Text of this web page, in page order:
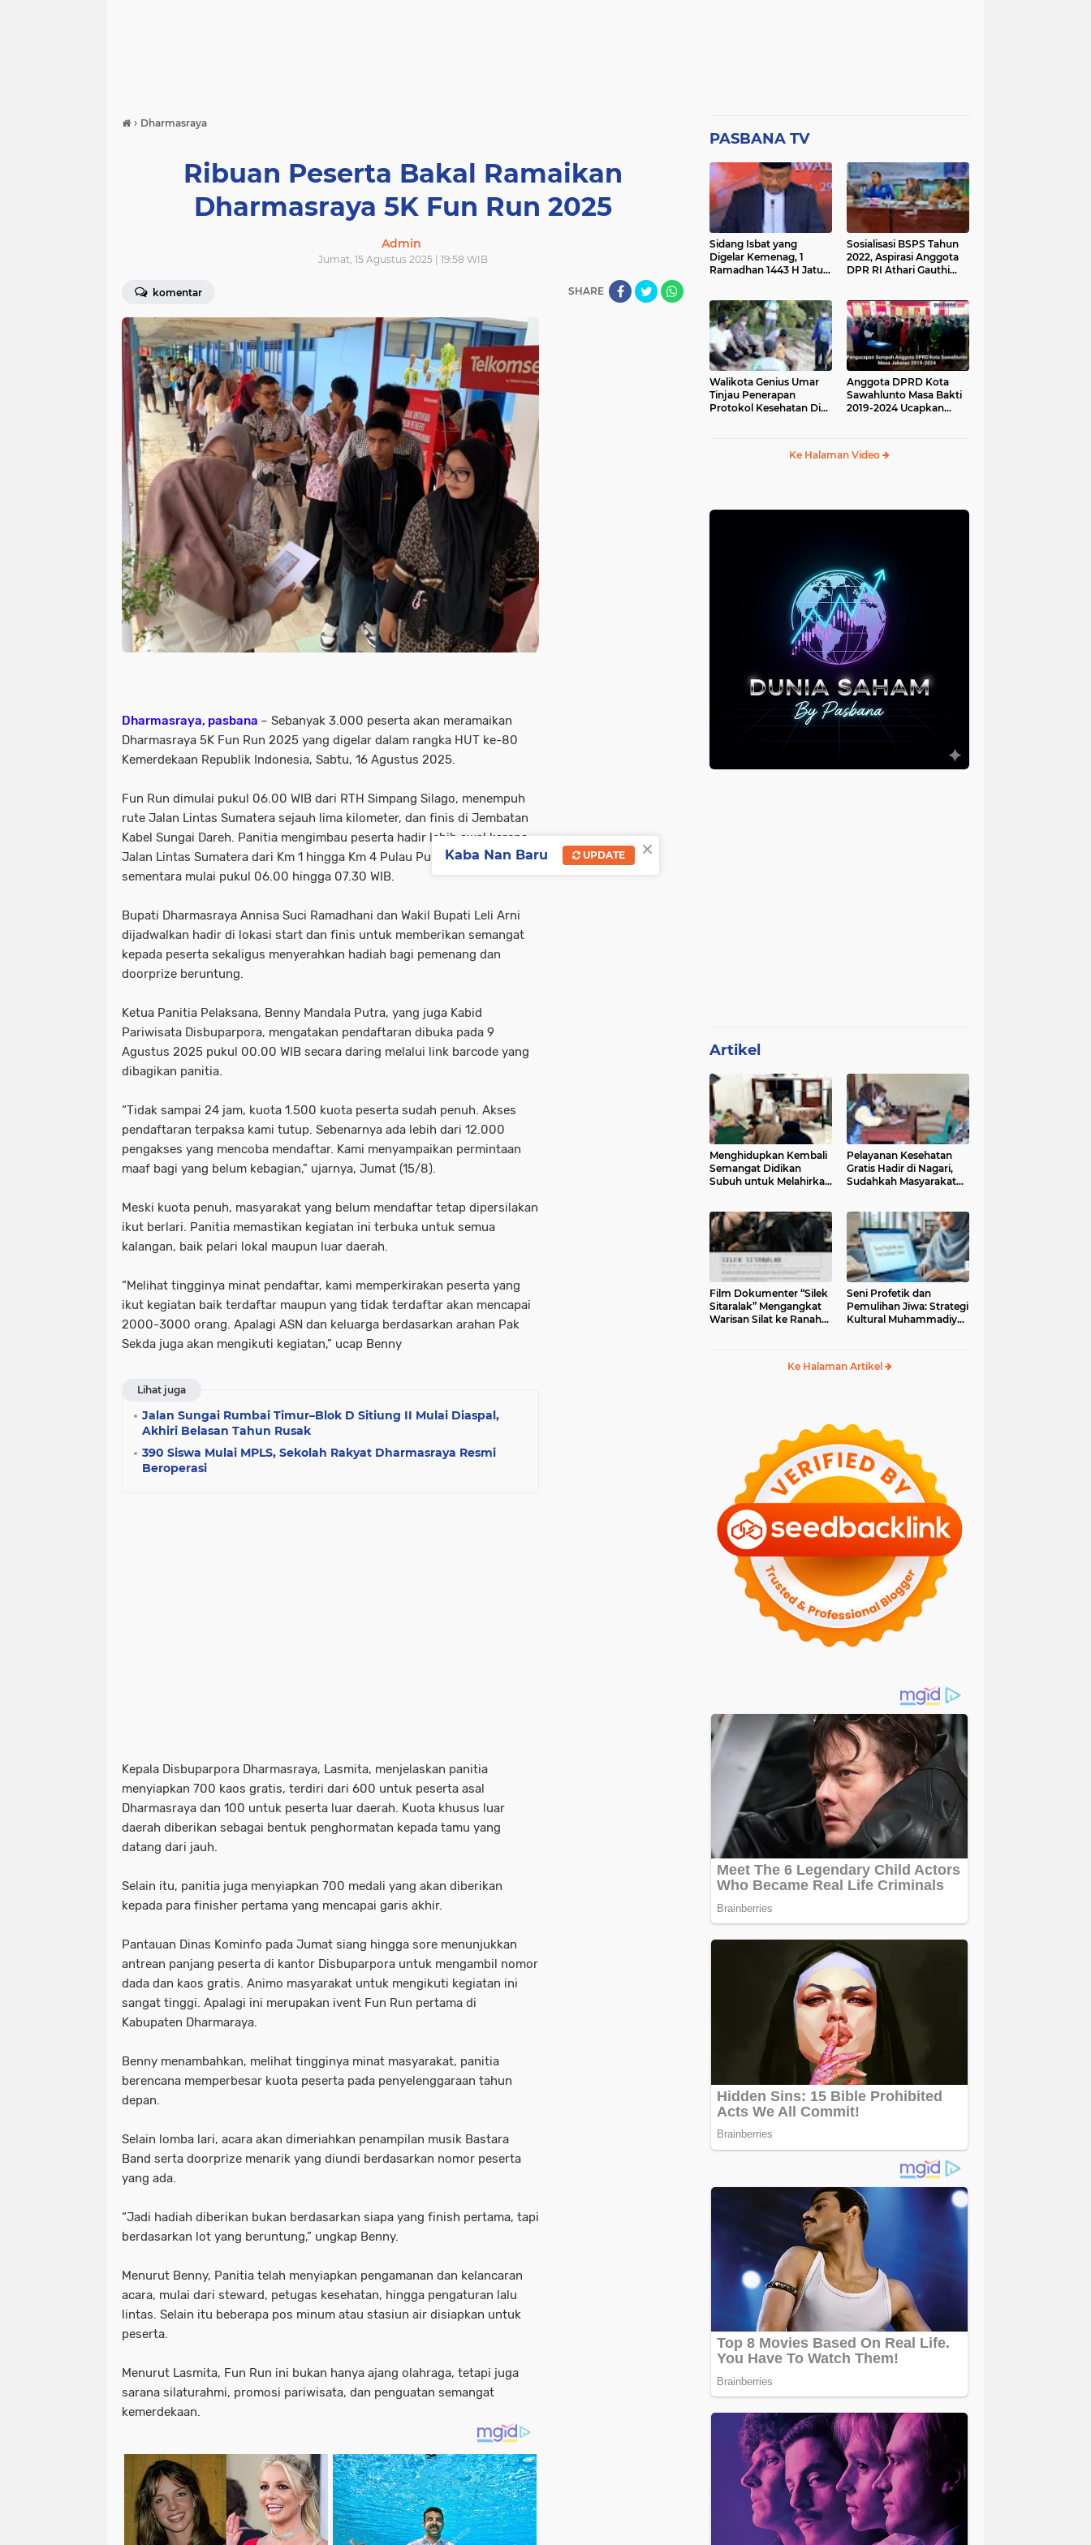
› Dharmasraya
Ribuan Peserta Bakal Ramaikan
Dharmasraya 5K Fun Run 2025
Admin
Jumat, 15 Agustus 2025 | 19:58 WIB
komentar SHARE
Dharmasraya, pasbana – Sebanyak 3.000 peserta akan meramaikan
Dharmasraya 5K Fun Run 2025 yang digelar dalam rangka HUT ke-80
Kemerdekaan Republik Indonesia, Sabtu, 16 Agustus 2025.
Fun Run dimulai pukul 06.00 WIB dari RTH Simpang Silago, menempuh
rute Jalan Lintas Sumatera sejauh lima kilometer, dan finis di Jembatan
Kabel Sungai Dareh. Panitia mengimbau peserta hadir lebih awal karena
Jalan Lintas Sumatera dari Km 1 hingga Km 4 Pulau Punjung akan ditutup
sementara mulai pukul 06.00 hingga 07.30 WIB.
Bupati Dharmasraya Annisa Suci Ramadhani dan Wakil Bupati Leli Arni
dijadwalkan hadir di lokasi start dan finis untuk memberikan semangat
kepada peserta sekaligus menyerahkan hadiah bagi pemenang dan
doorprize beruntung.
Ketua Panitia Pelaksana, Benny Mandala Putra, yang juga Kabid
Pariwisata Disbuparpora, mengatakan pendaftaran dibuka pada 9
Agustus 2025 pukul 00.00 WIB secara daring melalui link barcode yang
dibagikan panitia.
“Tidak sampai 24 jam, kuota 1.500 kuota peserta sudah penuh. Akses
pendaftaran terpaksa kami tutup. Sebenarnya ada lebih dari 12.000
pengakses yang mencoba mendaftar. Kami menyampaikan permintaan
maaf bagi yang belum kebagian,” ujarnya, Jumat (15/8).
Meski kuota penuh, masyarakat yang belum mendaftar tetap dipersilakan
ikut berlari. Panitia memastikan kegiatan ini terbuka untuk semua
kalangan, baik pelari lokal maupun luar daerah.
“Melihat tingginya minat pendaftar, kami memperkirakan peserta yang
ikut kegiatan baik terdaftar maupun yang tidak terdaftar akan mencapai
2000-3000 orang. Apalagi ASN dan keluarga berdasarkan arahan Pak
Sekda juga akan mengikuti kegiatan,” ucap Benny
Lihat juga
Jalan Sungai Rumbai Timur–Blok D Sitiung II Mulai Diaspal,
Akhiri Belasan Tahun Rusak
390 Siswa Mulai MPLS, Sekolah Rakyat Dharmasraya Resmi
Beroperasi
Kepala Disbuparpora Dharmasraya, Lasmita, menjelaskan panitia
menyiapkan 700 kaos gratis, terdiri dari 600 untuk peserta asal
Dharmasraya dan 100 untuk peserta luar daerah. Kuota khusus luar
daerah diberikan sebagai bentuk penghormatan kepada tamu yang
datang dari jauh.
Selain itu, panitia juga menyiapkan 700 medali yang akan diberikan
kepada para finisher pertama yang mencapai garis akhir.
Pantauan Dinas Kominfo pada Jumat siang hingga sore menunjukkan
antrean panjang peserta di kantor Disbuparpora untuk mengambil nomor
dada dan kaos gratis. Animo masyarakat untuk mengikuti kegiatan ini
sangat tinggi. Apalagi ini merupakan ivent Fun Run pertama di
Kabupaten Dharmaraya.
Benny menambahkan, melihat tingginya minat masyarakat, panitia
berencana memperbesar kuota peserta pada penyelenggaraan tahun
depan.
Selain lomba lari, acara akan dimeriahkan penampilan musik Bastara
Band serta doorprize menarik yang diundi berdasarkan nomor peserta
yang ada.
“Jadi hadiah diberikan bukan berdasarkan siapa yang finish pertama, tapi
berdasarkan lot yang beruntung,” ungkap Benny.
Menurut Benny, Panitia telah menyiapkan pengamanan dan kelancaran
acara, mulai dari steward, petugas kesehatan, hingga pengaturan lalu
lintas. Selain itu beberapa pos minum atau stasiun air disiapkan untuk
peserta.
Menurut Lasmita, Fun Run ini bukan hanya ajang olahraga, tetapi juga
sarana silaturahmi, promosi pariwisata, dan penguatan semangat
kemerdekaan.
PASBANA TV
Sidang Isbat yang
Digelar Kemenag, 1
Ramadhan 1443 H Jatuh
Sosialisasi BSPS Tahun
2022, Aspirasi Anggota
DPR RI Athari Gauthi
Walikota Genius Umar
Tinjau Penerapan
Protokol Kesehatan Di
Anggota DPRD Kota
Sawahlunto Masa Bakti
2019-2024 Ucapkan
Ke Halaman Video
Artikel
Menghidupkan Kembali
Semangat Didikan
Subuh untuk Melahirkan
Pelayanan Kesehatan
Gratis Hadir di Nagari,
Sudahkah Masyarakat
Film Dokumenter “Silek
Sitaralak” Mengangkat
Warisan Silat ke Ranah
Seni Profetik dan
Pemulihan Jiwa: Strategi
Kultural Muhammadiyah
Ke Halaman Artikel
×
Kaba Nan Baru UPDATE